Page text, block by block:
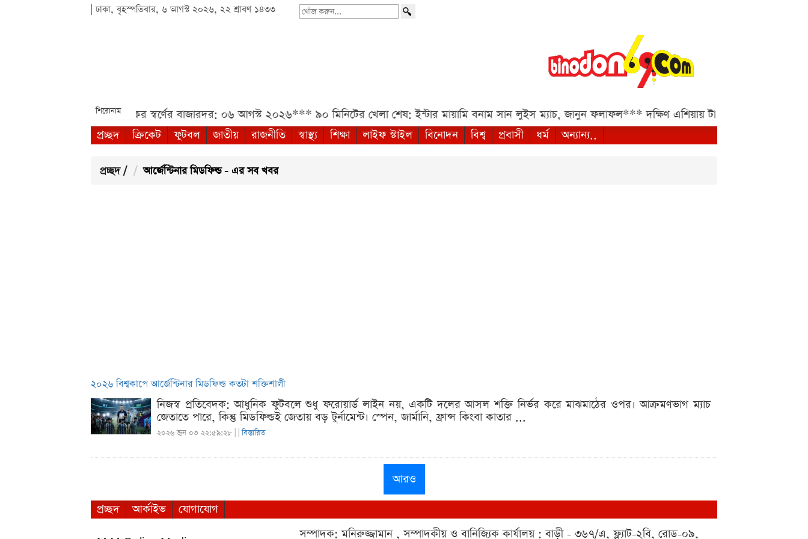
| ঢাকা, বৃহস্পতিবার, ৬ আগস্ট ২০২৬, ২২ শ্রাবণ ১৪৩৩
খোঁজ
শিরোনাম
আজকের স্বর্ণের বাজারদর: ০৬ আগস্ট ২০২৬*** ৯০ মিনিটের খেলা শেষ: ইন্টার মায়ামি বনাম সান লুইস ম্যাচ, জানুন ফলাফল*** দক্ষিণ এশিয়ায় টাকার শক্ত অবস্থান***
প্রচ্ছদ
ক্রিকেট ফুটবল জাতীয় রাজনীতি স্বাস্থ্য শিক্ষা লাইফ স্টাইল বিনোদন বিশ্ব প্রবাসী ধর্ম অন্যান্য..
প্রচ্ছদ / আর্জেন্টিনার মিডফিল্ড - এর সব খবর
২০২৬ বিশ্বকাপে আর্জেন্টিনার মিডফিল্ড কতটা শক্তিশালী
নিজস্ব প্রতিবেদক: আধুনিক ফুটবলে শুধু ফরোয়ার্ড লাইন নয়, একটি দলের আসল শক্তি নির্ভর করে মাঝমাঠের ওপর। আক্রমণভাগ ম্যাচ
জেতাতে পারে, কিন্তু মিডফিল্ডই জেতায় বড় টুর্নামেন্ট। স্পেন, জার্মানি, ফ্রান্স কিংবা কাতার ...
২০২৬ জুন ০৩ ২২:৫৯:২৮ | |বিস্তারিত
আরও
প্রচ্ছদ
আর্কাইভ যোগাযোগ
সম্পাদক: মনিরুজ্জামান , সম্পাদকীয় ও বানিজ্যিক কার্যালয় : বাড়ী - ৩৬৭/এ, ফ্ল্যাট-২বি, রোড-০৯,